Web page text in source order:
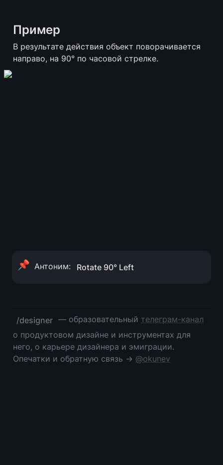
Пример
В результате действия объект поворачивается
направо, на 90° по часовой стрелке.
📌 Антоним: Rotate 90° Left
/designer — образовательный телеграм-канал
о продуктовом дизайне и инструментах для
него, о карьере дизайнера и эмиграции.
Опечатки и обратную связь → @okunev